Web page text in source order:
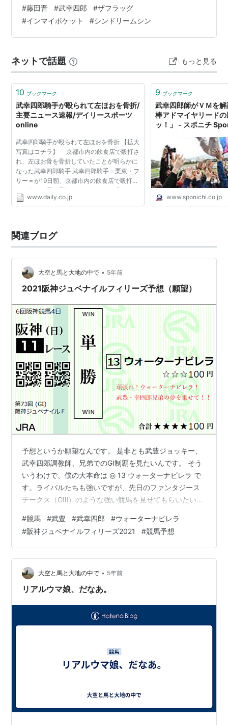
属の藤田晋所有馬 ●コメント ●武幸四郎厩舎所属の藤田
晋所有(21年産)馬【POG23-24】 ①ザフラッグ 性別:牡
生年月日:2021年2月1日 父:ハーツクライ 母:スパニッシュ
追分ファ…
#藤田晋 #武幸四郎 #ザフラッグ
#インマイポケット #シンドリームシン
ネットで話題 もっと見る
10 ブックマーク
武幸四郎騎手が殴られて左ほおを骨折/
主要ニュース速報/デイリースポーツ
online
武幸四郎騎手が殴られて左ほおを骨折 【拡大
写真はコチラ】 京都市内の飲食店で殴打さ
れ、左ほお骨を骨折していたことが明らかに
なった武幸四郎騎手 武幸四郎騎手＝栗東・フ
リー＝が19日朝、京都市内の飲食店で殴打さ
れ、左ほお骨を骨折していたことが明らかに
なった。既に警察に被害届を提出してい
www.daily.co.jp
9 ブックマーク
武幸四郎師がＶＭを
棒アドマイヤリード
ッ！」 - スポニチ
www.sponichi.co.jp
関連ブログ
大空と馬と大地の中で • 5年前
2021阪神ジュベナイルフィリーズ予想（願望）
予想というか願望なんです。 是非とも武豊ジョッキー、
武幸四郎調教師、兄弟でのGⅠ制覇を見たいんです。 そう
いうわけで、僕の大本命は ◎ 13 ウォーターナビレラ で
す。ライバルたちも強いですが、先日のファンタジース
テークス（GⅢ）のような強い競馬を見せてもらいたいで
レラの応援馬券（複勝も買ったんですが、ネット経由な
ので、応援馬券印刷になりませんでしたｗ） ちなみに複
勝の方はこちら。 このカンテレさんの動画を見てハッと
したんですが、武豊ジョッキーが意外にもここ最近GⅠを
勝ててないんですね。今年は骨折もあったのでその影響
も大きそうですが、確か…
#競馬 #武豊 #武幸四郎 #ウォーターナビレラ
#阪神ジュベナイルフィリーズ2021 #競馬予想
大空と馬と大地の中で • 5年前
リアルウマ娘、だなあ。